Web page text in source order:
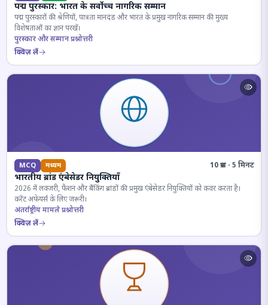
पद्म पुरस्कार: भारत के सर्वोच्च नागरिक सम्मान
पद्म पुरस्कारों की श्रेणियों, पात्रता मानदंड और भारत के प्रमुख नागरिक सम्मान की मुख्य
विशेषताओं का ज्ञान परखें।
पुरस्कार और सम्मान प्रश्नोत्तरी
क्विज़ लें
MCQ मध्यम 10 प्रश्न · 5 मिनट
भारतीय ब्रांड एंबेसेडर नियुक्तियाँ
2026 में लक्जरी, फैशन और बैंकिंग ब्रांडों की प्रमुख एंबेसेडर नियुक्तियों को कवर करता है।
करेंट अफेयर्स के लिए जरूरी।
अंतर्राष्ट्रीय मामले प्रश्नोत्तरी
क्विज़ लें